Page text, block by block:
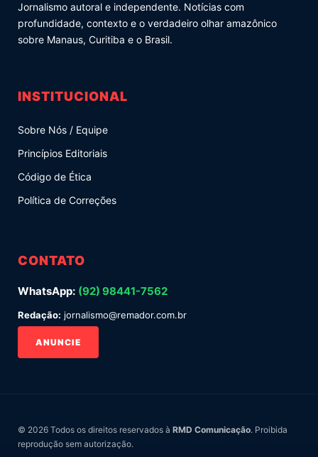
Jornalismo autoral e independente. Notícias com
profundidade, contexto e o verdadeiro olhar amazônico
sobre Manaus, Curitiba e o Brasil.
INSTITUCIONAL
Sobre Nós / Equipe
Princípios Editoriais
Código de Ética
Política de Correções
CONTATO
WhatsApp: (92) 98441-7562
Redação: jornalismo@remador.com.br
ANUNCIE
© 2026 Todos os direitos reservados à RMD Comunicação. Proibida
reprodução sem autorização.